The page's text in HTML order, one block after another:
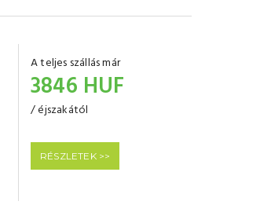
A teljes szállás már
3846 HUF
/ éjszakától
RÉSZLETEK >>